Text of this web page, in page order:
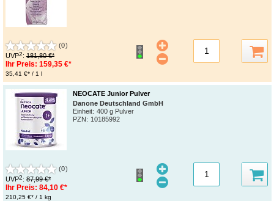
(0)
UVP2: 181,80 €*
Ihr Preis: 159,35 €*
35,41 €* / 1 l
NEOCATE Junior Pulver
Danone Deutschland GmbH
Einheit: 400 g Pulver
PZN: 10185992
(0)
UVP2: 87,99 €*
Ihr Preis: 84,10 €*
210,25 €* / 1 kg